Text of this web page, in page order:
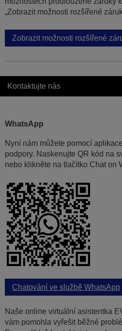
„Zobrazit možnosti rozšířené
Zobrazit možnosti rozšířené
Kontaktujte nás
WhatsApp
Nyní nám můžete pomocí
podpory. Naskenujte QR kód na
nebo klikněte na tlačítko Chat on
Chatování ve službě WhatsApp
Naše online virtuální asistentka
vám pomohla vyřešit běžné